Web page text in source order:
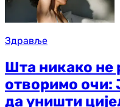
Здравље
Шта никако не
отворимо очи:
да уништи